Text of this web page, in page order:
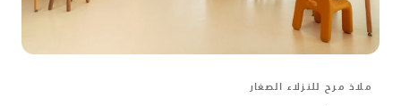
ملاذ مرح للنزلاء الصغار